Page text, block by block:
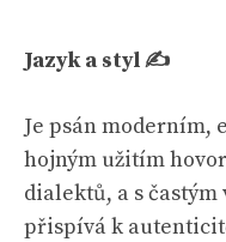
Jazyk a styl ✍️
Je psán moderním,
hojným užitím
dialektů, a s
přispívá k